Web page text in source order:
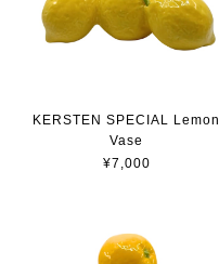
KERSTEN SPECIAL Lemon
Vase
¥7,000